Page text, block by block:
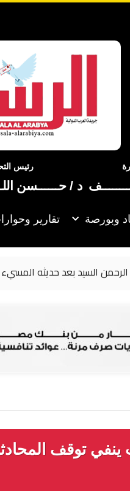
رئيس
د / حــــــسن
وبورصة تقارير
«الروقان» من كواليس أحدث
توقف